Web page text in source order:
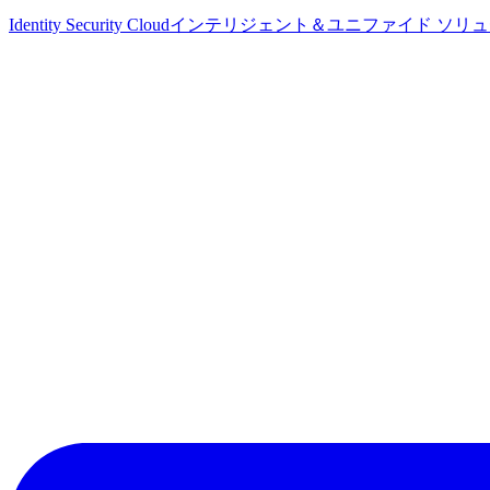
Identity Security Cloudインテリジェント＆ユニファイド ソリ